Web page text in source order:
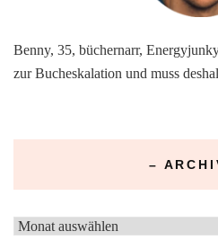
Benny, 35, büchernarr,
zur Bucheskalation und muss
–
–